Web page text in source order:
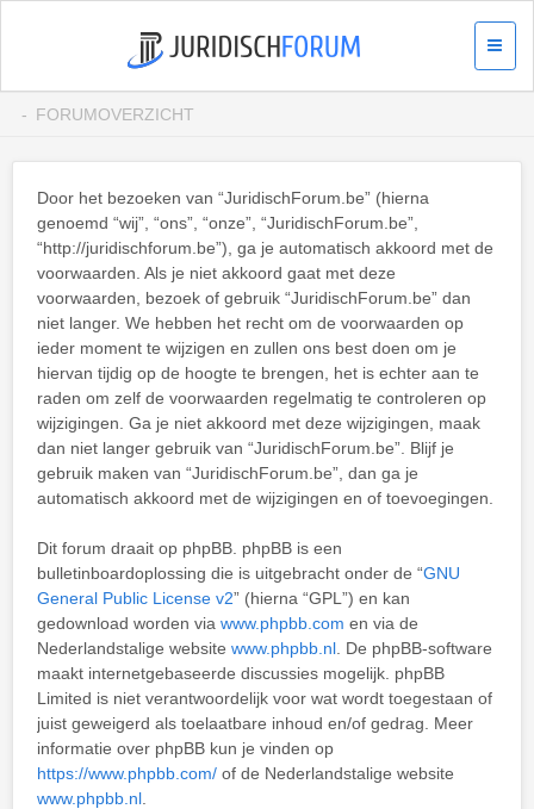
FORUMOVERZICHT
Door het bezoeken van “JuridischForum.be” (hierna
genoemd “wij”, “ons”, “onze”, “JuridischForum.be”,
“http://juridischforum.be”), ga je automatisch akkoord met de
voorwaarden. Als je niet akkoord gaat met deze
voorwaarden, bezoek of gebruik “JuridischForum.be” dan
niet langer. We hebben het recht om de voorwaarden op
ieder moment te wijzigen en zullen ons best doen om je
hiervan tijdig op de hoogte te brengen, het is echter aan te
raden om zelf de voorwaarden regelmatig te controleren op
wijzigingen. Ga je niet akkoord met deze wijzigingen, maak
dan niet langer gebruik van “JuridischForum.be”. Blijf je
gebruik maken van “JuridischForum.be”, dan ga je
automatisch akkoord met de wijzigingen en of toevoegingen.
Dit forum draait op phpBB. phpBB is een
bulletinboardoplossing die is uitgebracht onder de “GNU
General Public License v2” (hierna “GPL”) en kan
gedownload worden via www.phpbb.com en via de
Nederlandstalige website www.phpbb.nl . De phpBB-software
maakt internetgebaseerde discussies mogelijk. phpBB
Limited is niet verantwoordelijk voor wat wordt toegestaan of
juist geweigerd als toelaatbare inhoud en/of gedrag. Meer
informatie over phpBB kun je vinden op
https://www.phpbb.com/ of de Nederlandstalige website
www.phpbb.nl